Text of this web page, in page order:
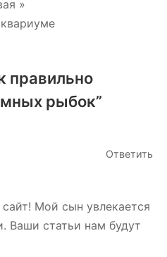
»
правильно
рыбок”
Мой сын увлекается
Ваши статьи нам будут
Ответить